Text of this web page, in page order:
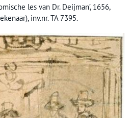
les van Dr. Deijman’, 1656,
inv.nr. TA 7395.